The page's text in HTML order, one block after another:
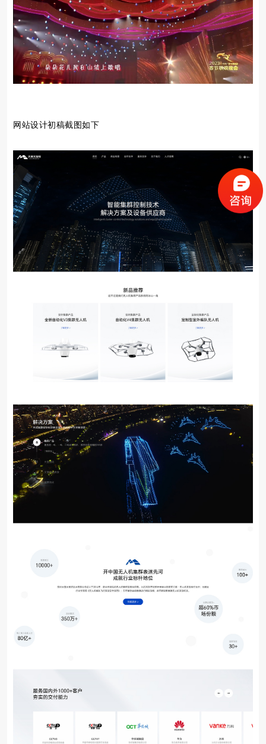
网站设计初稿截图如下